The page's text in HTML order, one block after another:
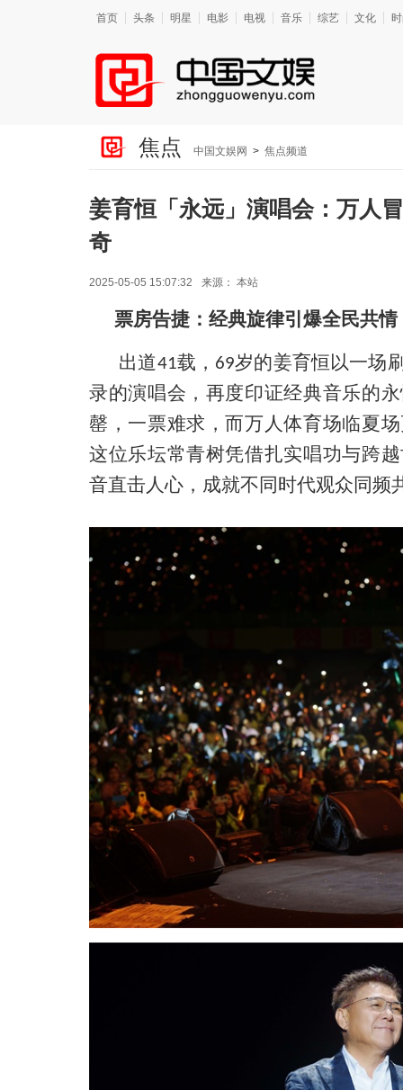
首页 头条 明星 电影 电视 音乐 综艺 文化
焦点 中国文娱网 > 焦点频道
姜育恒「永远」演唱会：万人
奇
2025-05-05 15:07:32 来源： 本站
票房告捷 ： 经典旋律引爆全民共情
出道41载， 69岁的姜育恒以一场
录的演唱会，再度印证经典音乐的
罄 ， 一票难求 ，而万人体育场临夏
这位乐坛常青树凭借扎实唱功与跨越
音直击人心，成就不同时代观众同频